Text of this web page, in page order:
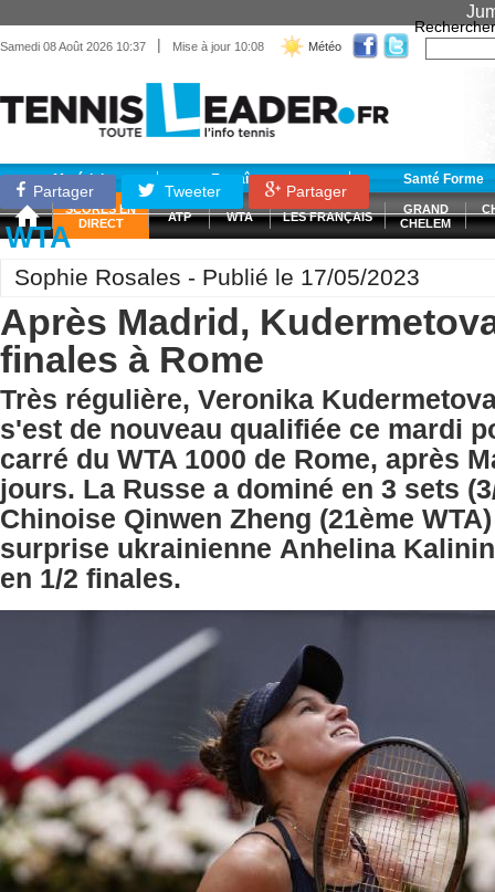
Samedi 08 Août 2026 10:37 | Mise à jour 10:08 Météo
Rechercher
Matériel Entraînement Santé Forme
SCORES EN
DIRECT
ATP WTA LES FRANÇAIS
GRAND
CHELEM
Partager Tweeter Partager
WTA
Sophie Rosales - Publié le 17/05/2023
Après Madrid,
finales à Rome
Très régulière, Veronika
s'est de nouveau qualifiée ce mardi
carré du WTA 1000 de Rome, après
jours. La Russe a dominé en 3 sets
Chinoise Qinwen Zheng (21ème
surprise ukrainienne Anhelina
en 1/2 finales.